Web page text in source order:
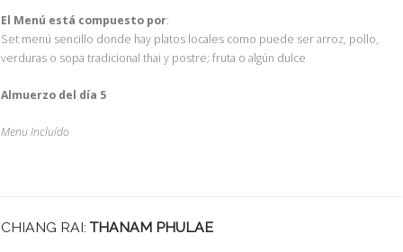
El Menú está compuesto por:
Set menú sencillo donde hay platos locales como puede ser arroz, pollo,
verduras o sopa tradicional thai y postre; fruta o algún dulce
Almuerzo del día 5
Menu Incluído
CHIANG RAI:THANAM PHULAE